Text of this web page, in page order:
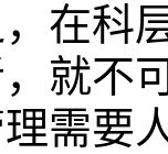
在科
就不
需要